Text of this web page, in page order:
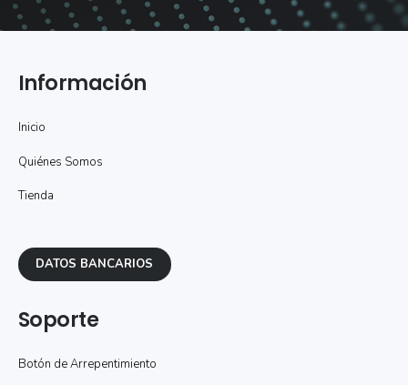
Información
Inicio
Quiénes Somos
Tienda
DATOS BANCARIOS
Soporte
Botón de Arrepentimiento